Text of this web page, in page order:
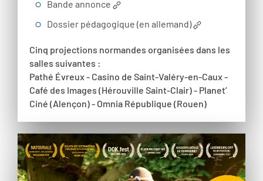
Bande annonce
Dossier pédagogique (en allemand)
Cinq projections normandes organisées dans les
salles suivantes :
Pathé Évreux - Casino de Saint-Valéry-en-Caux -
Café des Images (Hérouville Saint-Clair) - Planet’
Ciné (Alençon) - Omnia République (Rouen)